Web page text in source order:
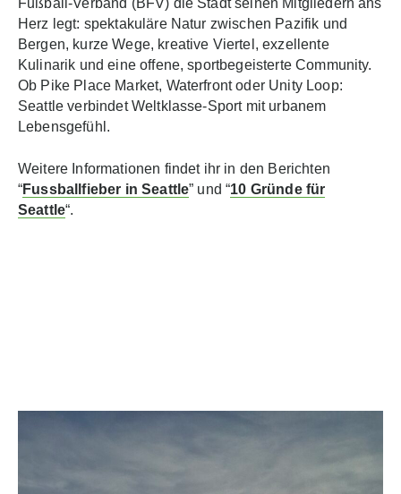
Herz legt: spektakuläre Natur zwischen Pazifik und
Bergen, kurze Wege, kreative Viertel, exzellente
Kulinarik und eine offene, sportbegeisterte Community.
Ob Pike Place Market, Waterfront oder Unity Loop:
Seattle verbindet Weltklasse‑Sport mit urbanem
Lebensgefühl.
Weitere Informationen findet ihr in den Berichten
“Fussballfieber in Seattle” und “10 Gründe für
Seattle“.